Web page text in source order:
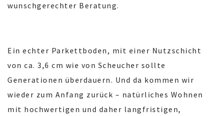
wunschgerechter Beratung.
Ein echter Parkettboden, mit einer Nutzschicht
von ca. 3,6 cm wie von Scheucher sollte
Generationen überdauern. Und da kommen wir
wieder zum Anfang zurück – natürliches Wohnen
mit hochwertigen und daher langfristigen,